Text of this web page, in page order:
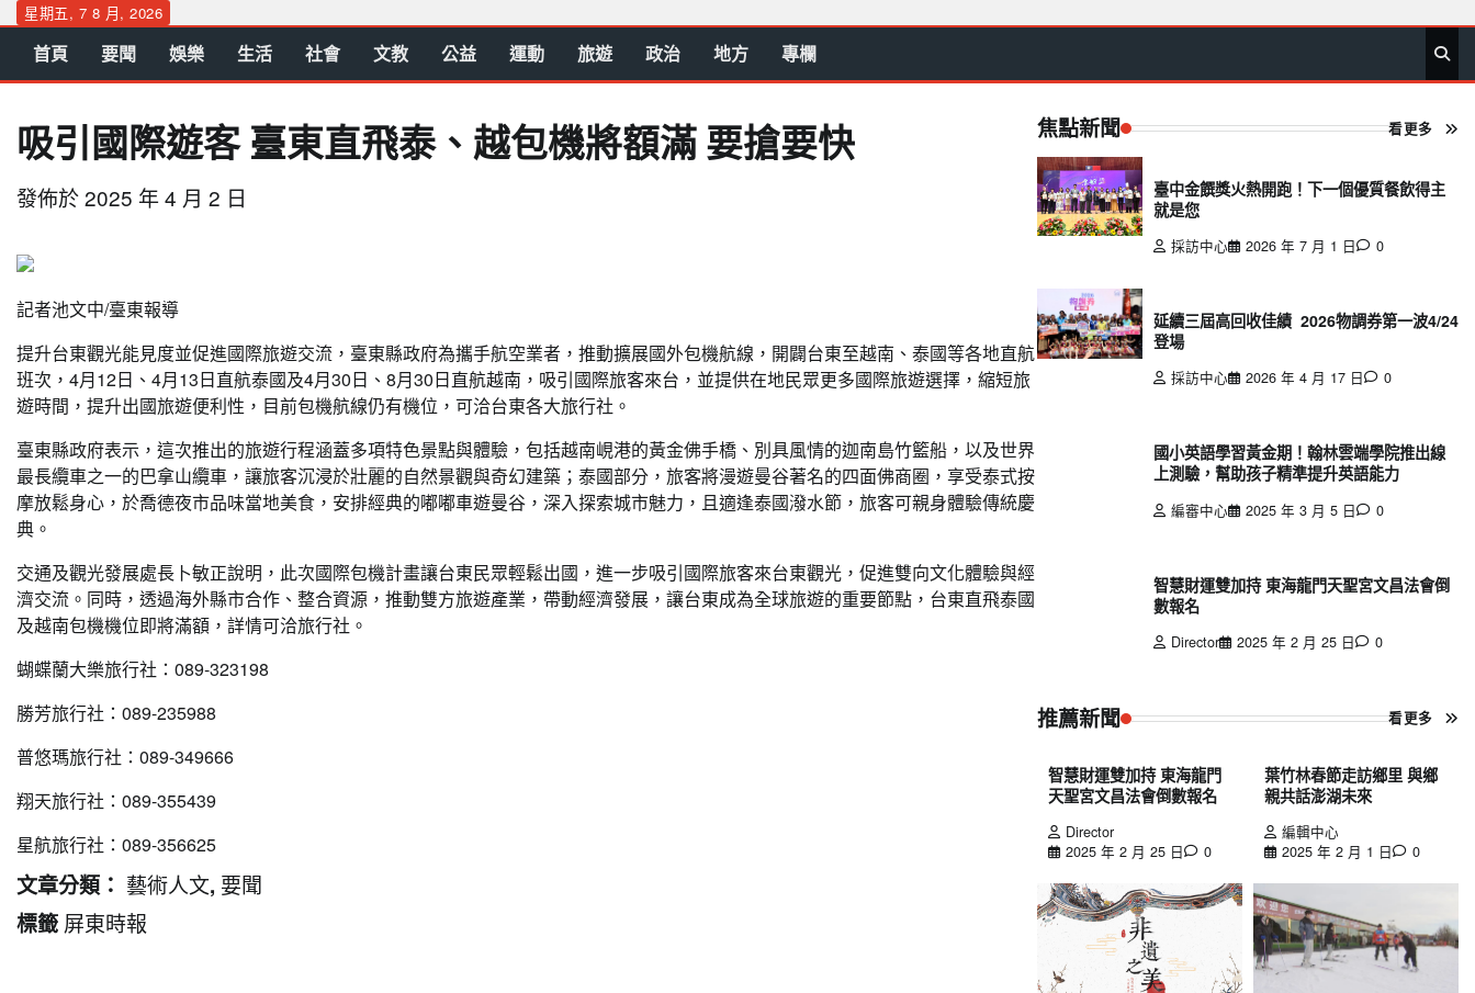
Skip
content
星期五, 7 8 月, 2026
首 要 娛 生 社 文 公 運 旅 政 地
方
專
欄
首頁 要聞 娛樂 生活 社會 文教 公益 運動 旅遊 政治 地方 專欄
吸引國際遊客 臺東直飛泰、越包機將額滿 要搶要快
發佈於2025 年 4 月 2 日
記者池文中/臺東報導
提升台東觀光能見度並促進國際旅遊交流，臺東縣政府為攜手航空業者，推動擴展國外包機航線，開闢台東至越南、泰國等各地直航
班次，4月12日、4月13日直航泰國及4月30日、8月30日直航越南，吸引國際旅客來台，並提供在地民眾更多國際旅遊選擇，縮短旅
遊時間，提升出國旅遊便利性，目前包機航線仍有機位，可洽台東各大旅行社。
臺東縣政府表示，這次推出的旅遊行程涵蓋多項特色景點與體驗，包括越南峴港的黃金佛手橋、別具風情的迦南島竹籃船，以及世界
最長纜車之一的巴拿山纜車，讓旅客沉浸於壯麗的自然景觀與奇幻建築；泰國部分，旅客將漫遊曼谷著名的四面佛商圈，享受泰式按
摩放鬆身心，於喬德夜市品味當地美食，安排經典的嘟嘟車遊曼谷，深入探索城市魅力，且適逢泰國潑水節，旅客可親身體驗傳統慶
典。
交通及觀光發展處長卜敏正說明，此次國際包機計畫讓台東民眾輕鬆出國，進一步吸引國際旅客來台東觀光，促進雙向文化體驗與經
濟交流。同時，透過海外縣市合作、整合資源，推動雙方旅遊產業，帶動經濟發展，讓台東成為全球旅遊的重要節點，台東直飛泰國
及越南包機機位即將滿額，詳情可洽旅行社。
蝴蝶蘭大樂旅行社：089-323198
勝芳旅行社：089-235988
普悠瑪旅行社：089-349666
翔天旅行社：089-355439
星航旅行社：089-356625
文章分類： 藝術人文, 要聞
標籤 屏東時報
焦點新聞 看更多
臺中金饌獎火熱開跑！下一個優質餐飲得主
就是您
採訪中心 2026 年 7 月 1 日 0
延續三屆高回收佳績 2026物調券第一波4/24
登場
採訪中心 2026 年 4 月 17 日 0
國小英語學習黃金期！翰林雲端學院推出線
上測驗，幫助孩子精準提升英語能力
編審中心 2025 年 3 月 5 日 0
智慧財運雙加持 東海龍門天聖宮文昌法會倒
數報名
Director 2025 年 2 月 25 日 0
推薦新聞 看更多
智慧財運雙加持 東海龍門
天聖宮文昌法會倒數報名
Director
2025 年 2 月 25 日
0
葉竹林春節走訪鄉里 與鄉
親共話澎湖未來
編輯中心
2025 年 2 月 1 日
0